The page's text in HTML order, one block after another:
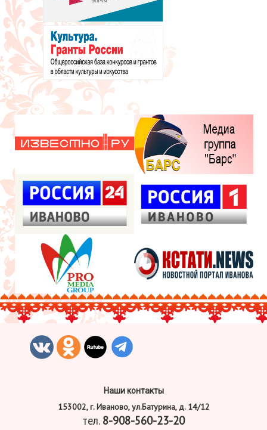
Наши контакты
153002, г. Иваново, ул.Батурина, д. 14/12
тел. 8-908-560-23-20